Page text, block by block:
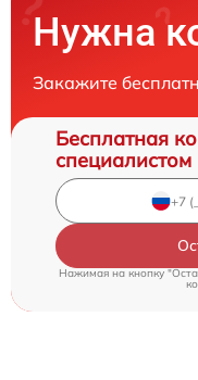
Нужна
Закажите
Бесплатная
специалистом
Нажимая на кнопку